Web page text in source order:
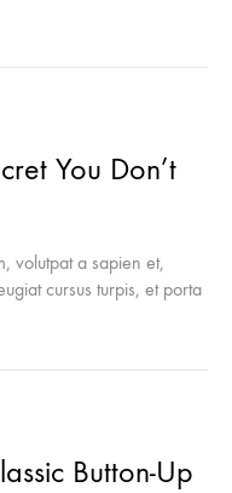
eleifend sit amet
You Don’t
volutpat a sapien et,
cursus turpis, et porta
eleifend sit amet
Button-Up